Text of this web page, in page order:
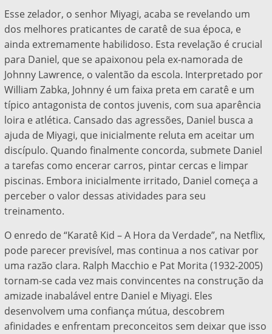
Esse zelador, o senhor Miyagi, acaba se revelando um
dos melhores praticantes de caratê de sua época, e
ainda extremamente habilidoso. Esta revelação é crucial
para Daniel, que se apaixonou pela ex-namorada de
Johnny Lawrence, o valentão da escola. Interpretado por
William Zabka, Johnny é um faixa preta em caratê e um
típico antagonista de contos juvenis, com sua aparência
loira e atlética. Cansado das agressões, Daniel busca a
ajuda de Miyagi, que inicialmente reluta em aceitar um
discípulo. Quando finalmente concorda, submete Daniel
a tarefas como encerar carros, pintar cercas e limpar
piscinas. Embora inicialmente irritado, Daniel começa a
perceber o valor dessas atividades para seu
treinamento.
O enredo de “Karatê Kid – A Hora da Verdade”, na Netflix,
pode parecer previsível, mas continua a nos cativar por
uma razão clara. Ralph Macchio e Pat Morita (1932-2005)
tornam-se cada vez mais convincentes na construção da
amizade inabalável entre Daniel e Miyagi. Eles
desenvolvem uma confiança mútua, descobrem
afinidades e enfrentam preconceitos sem deixar que isso